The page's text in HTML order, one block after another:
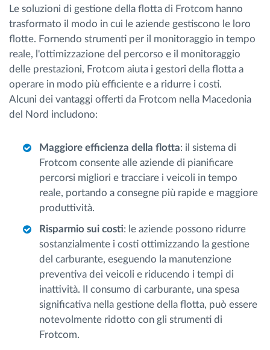
Le soluzioni di gestione della flotta di Frotcom hanno
trasformato il modo in cui le aziende gestiscono le loro
flotte. Fornendo strumenti per il monitoraggio in tempo
reale, l'ottimizzazione del percorso e il monitoraggio
delle prestazioni, Frotcom aiuta i gestori della flotta a
operare in modo più efficiente e a ridurre i costi.
Alcuni dei vantaggi offerti da Frotcom nella Macedonia
del Nord includono:
Maggiore efficienza della flotta: il sistema di
Frotcom consente alle aziende di pianificare
percorsi migliori e tracciare i veicoli in tempo
reale, portando a consegne più rapide e maggiore
produttività.
Risparmio sui costi: le aziende possono ridurre
sostanzialmente i costi ottimizzando la gestione
del carburante, eseguendo la manutenzione
preventiva dei veicoli e riducendo i tempi di
inattività. Il consumo di carburante, una spesa
significativa nella gestione della flotta, può essere
notevolmente ridotto con gli strumenti di
Frotcom.